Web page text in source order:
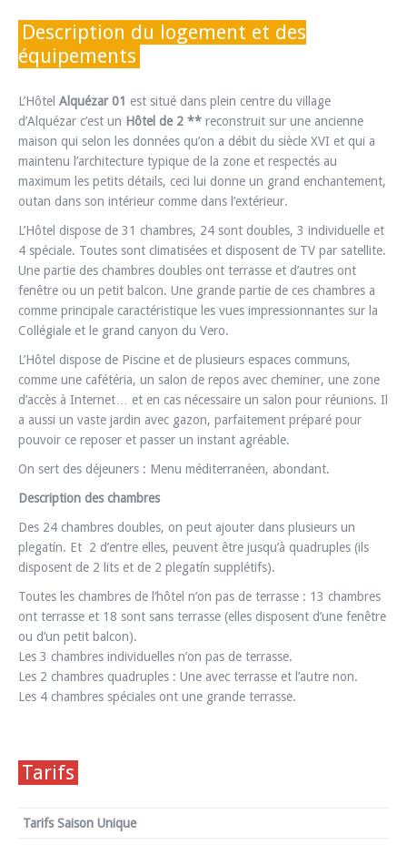
Description du logement et des
équipements
L’Hôtel Alquézar 01 est situé dans plein centre du village
d’Alquézar c’est un Hôtel de 2 ** reconstruit sur une ancienne
maison qui selon les données qu’on a débit du siècle XVI et qui a
maintenu l’architecture typique de la zone et respectés au
maximum les petits détails, ceci lui donne un grand enchantement,
outan dans son intérieur comme dans l’extérieur.
L’Hôtel dispose de 31 chambres, 24 sont doubles, 3 individuelle et
4 spéciale. Toutes sont climatisées et disposent de TV par satellite.
Une partie des chambres doubles ont terrasse et d’autres ont
fenêtre ou un petit balcon. Une grande partie de ces chambres a
comme principale caractéristique les vues impressionnantes sur la
Collégiale et le grand canyon du Vero.
L’Hôtel dispose de Piscine et de plusieurs espaces communs,
comme une cafétéria, un salon de repos avec cheminer, une zone
d’accès à Internet… et en cas nécessaire un salon pour réunions. Il
a aussi un vaste jardin avec gazon, parfaitement préparé pour
pouvoir ce reposer et passer un instant agréable.
On sert des déjeuners : Menu méditerranéen, abondant.
Description des chambres
Des 24 chambres doubles, on peut ajouter dans plusieurs un
plegatín. Et 2 d’entre elles, peuvent être jusqu’à quadruples (ils
disposent de 2 lits et de 2 plegatín supplétifs).
Toutes les chambres de l’hôtel n’on pas de terrasse : 13 chambres
ont terrasse et 18 sont sans terrasse (elles disposent d’une fenêtre
ou d’un petit balcon).
Les 3 chambres individuelles n’on pas de terrasse.
Les 2 chambres quadruples : Une avec terrasse et l’autre non.
Les 4 chambres spéciales ont une grande terrasse.
Tarifs
Tarifs Saison Unique